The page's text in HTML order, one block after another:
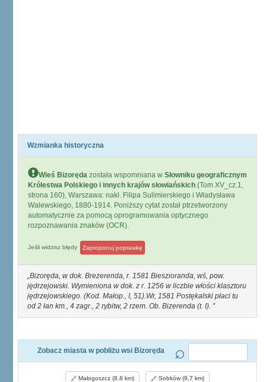
Wzmianka historyczna
Wieś Bizoręda została wspomniana w Słowniku geograficznym
Królestwa Polskiego i innych krajów słowiańskich (Tom XV_cz.1,
strona 160), Warszawa: nakł. Filipa Sulimierskiego i Władysława
Walewskiego, 1880-1914. Poniższy cytat został ptrzetworzony
automatycznie za pomocą oprogramowania optycznego
rozpoznawania znaków (OCR).
Jeśli widzisz błędy Zaproponuj poprawkę
Bizoręda, w dok. Brezerenda, r. 1581 Bieszioranda, wś, pow.
jędrzejowski. Wymieniona w dok. z r. 1256 w liczbie włości klasztoru
jędrzejowskiego. (Kod. Małop., I, 51).Wr, 1581 Postękalski płaci tu
od 2 łan km., 4 zagr., 2 rybitw, 2 rzem. Ob. Bizerenda (t. I).
Zobacz miasta w pobliżu wsi Bizoręda
Małogoszcz (8,8 km) Sobków (9,7 km)